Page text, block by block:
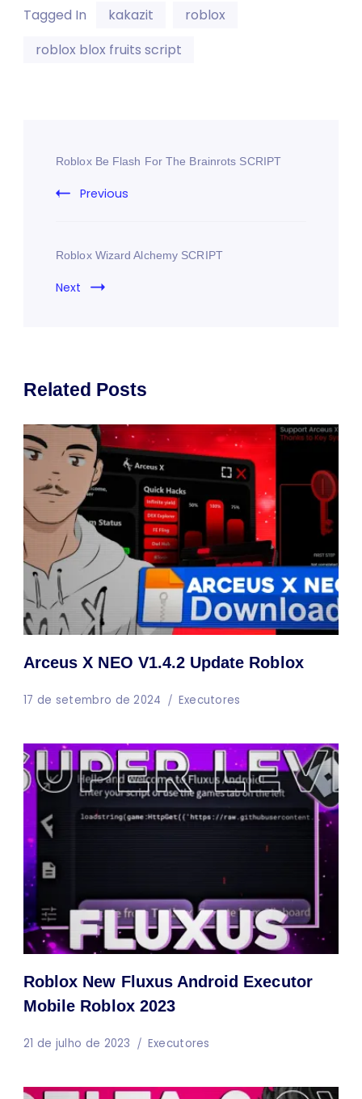
Tagged In kakazit
roblox
roblox blox fruits script
Roblox Be Flash For The Brainrots SCRIPT
Previous
Roblox Wizard Alchemy SCRIPT
Next
Related Posts
Arceus X NEO V1.4.2 Update Roblox
17 de setembro de 2024 Executores
Roblox New Fluxus Android Executor
Mobile Roblox 2023
21 de julho de 2023 Executores